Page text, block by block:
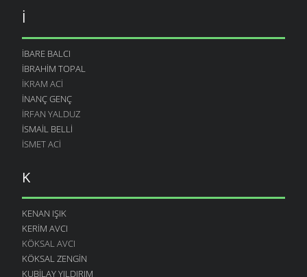
İ
İBARE BALCI
İBRAHIM TOPAL
İKRAM ACI
İNANÇ GENÇ
İRFAN YALDUZ
ISMAIL BELLI
İSMET ACI
K
KENAN IŞIK
KERIM AVCI
KÖKSAL AVCI
KÖKSAL ZENGIN
KUBILAY YILDIRIM